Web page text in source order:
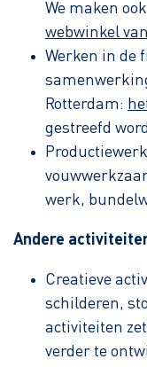
We maken
webwinkel
Werken in de
Rotterdam:
gestreefd
werk,
Andere
Creatieve
schilderen,
activiteiten
verder te